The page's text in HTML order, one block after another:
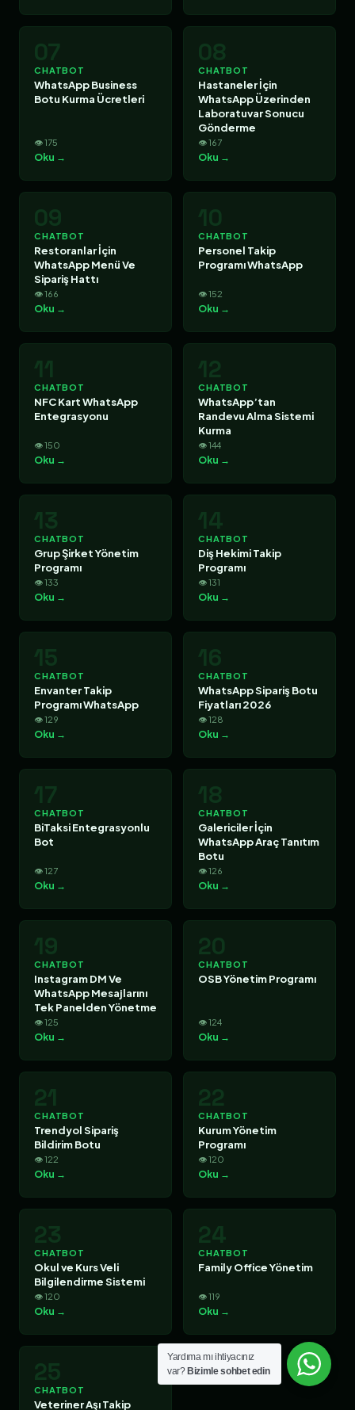
07
CHATBOT
WhatsApp Business
Botu Kurma Ücretleri
👁 175
Oku →
08
CHATBOT
Hastaneler İçin
WhatsApp Üzerinden
Laboratuvar Sonucu
Gönderme
👁 167
Oku →
09
CHATBOT
Restoranlar İçin
WhatsApp Menü Ve
Sipariş Hattı
👁 166
Oku →
10
CHATBOT
Personel Takip
Programı WhatsApp
👁 152
Oku →
11
CHATBOT
NFC Kart WhatsApp
Entegrasyonu
👁 150
Oku →
12
CHATBOT
WhatsApp’tan
Randevu Alma Sistemi
Kurma
👁 144
Oku →
13
CHATBOT
Grup Şirket Yönetim
Programı
👁 133
Oku →
14
CHATBOT
Diş Hekimi Takip
Programı
👁 131
Oku →
15
CHATBOT
Envanter Takip
Programı WhatsApp
👁 129
Oku →
16
CHATBOT
WhatsApp Sipariş Botu
Fiyatları 2026
👁 128
Oku →
17
CHATBOT
BiTaksi Entegrasyonlu
Bot
👁 127
Oku →
18
CHATBOT
Galericiler İçin
WhatsApp Araç Tanıtım
Botu
👁 126
Oku →
19
CHATBOT
Instagram DM Ve
WhatsApp Mesajlarını
Tek Panelden Yönetme
👁 125
Oku →
20
CHATBOT
OSB Yönetim Programı
👁 124
Oku →
21
CHATBOT
Trendyol Sipariş
Bildirim Botu
👁 122
Oku →
22
CHATBOT
Kurum Yönetim
Programı
👁 120
Oku →
23
CHATBOT
Okul ve Kurs Veli
Bilgilendirme Sistemi
👁 120
Oku →
24
CHATBOT
Family Office Yönetim
👁 119
Oku →
25
CHATBOT
Veteriner Aşı Takip
Yardıma mı ihtiyacınız
var? Bizimle sohbet edin